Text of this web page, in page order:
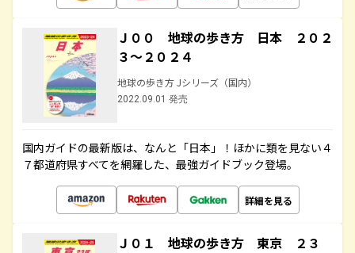
Ｊ００ 地球の歩き方 日本 ２０２
３～２０２４
地球の歩き方 Jシリーズ（国内）
2022.09.01 発売
国内ガイドの最新版は、なんと「日本」！ほかに類を見ない４
７都道府県すべてを網羅した、最強ガイドブック登場。
詳細を見る
Ｊ０１ 地球の歩き方 東京 ２３